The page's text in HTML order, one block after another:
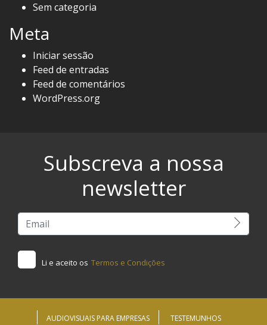
Sem categoria
Meta
Iniciar sessão
Feed de entradas
Feed de comentários
WordPress.org
Subscreva a nossa
newsletter
Li e aceito os Termos e Condições
AUDIOVISUAIS PARA EMPRESAS TESTEMUNHOS